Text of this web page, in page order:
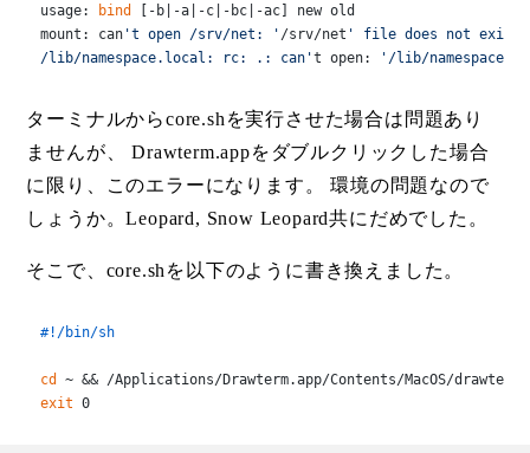
usage:
bind
[-b|-a|-c|-bc|-ac] new old
mount: can 't open /srv/net: ' /srv/net ' file does not exist
/lib/namespace.local: rc: .: can't open: '/lib/
ターミナルからcore.shを実行させた場合は問題あり
ませんが、 Drawterm.appをダブルクリックした場合
に限り、このエラーになります。 環境の問題なので
しょうか。Leopard, Snow Leopard共にだめでした。
そこで、core.shを以下のように書き換えました。
#!/bin/sh
cd
exit 0